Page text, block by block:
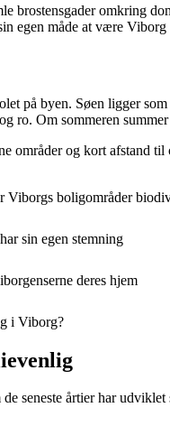
brostensgader omkring
egen måde at være
på byen. Søen ligger
ro. Om sommeren
områder og kort afstand
Viborgs boligområder
sin egen stemning
deres hjem
i Viborg?
seneste årtier har